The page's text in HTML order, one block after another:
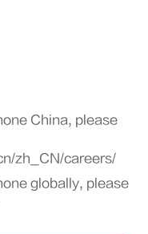
China, please
zh_CN/careers/
globally, please